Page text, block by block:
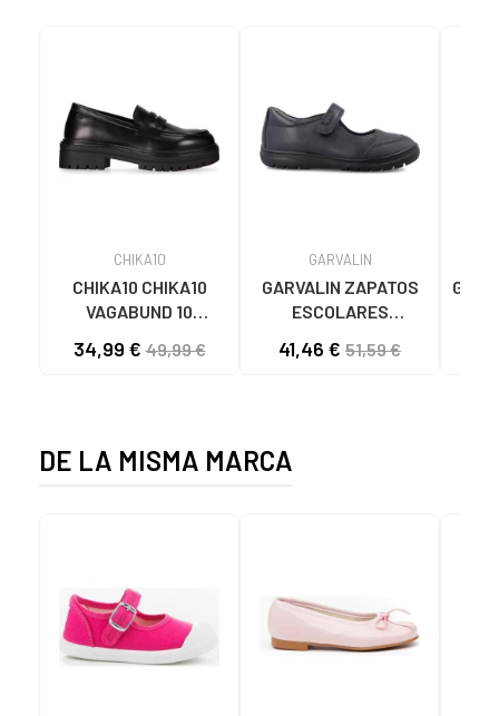
CHIKA10
CHIKA10 CHIKA10
VAGABUND 10
NEGRO-BLACK
34,99 €49,99 €
GARVALIN
GARVALIN ZAPATOS
ESCOLARES
253-528546 AZUL
41,46 € 51,59 €
DE LA MISMA MARCA